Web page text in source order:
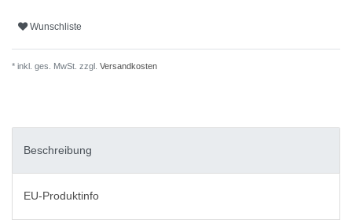
Wunschliste
* inkl. ges. MwSt. zzgl. Versandkosten
Beschreibung
EU-Produktinfo